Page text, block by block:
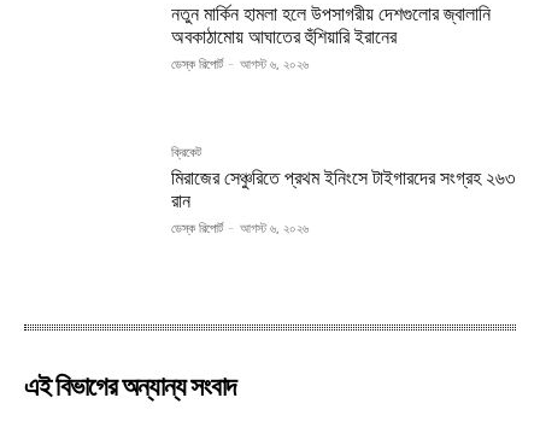
নতুন মার্কিন হামলা হলে উপসাগরীয় দেশগুলোর জ্বালানি
অবকাঠামোয় আঘাতের হুঁশিয়ারি ইরানের
ডেস্ক রিপোর্ট - আগস্ট ৬, ২০২৬
ক্রিকেট
মিরাজের সেঞ্চুরিতে প্রথম ইনিংসে টাইগারদের সংগ্রহ ২৬৩
রান
ডেস্ক রিপোর্ট - আগস্ট ৬, ২০২৬
এই বিভাগের অন্যান্য সংবাদ